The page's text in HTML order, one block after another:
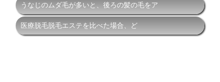
うなじのムダ毛が多いと、後ろの髪の毛をア
医療脱毛脱毛エステを比べた場合、ど